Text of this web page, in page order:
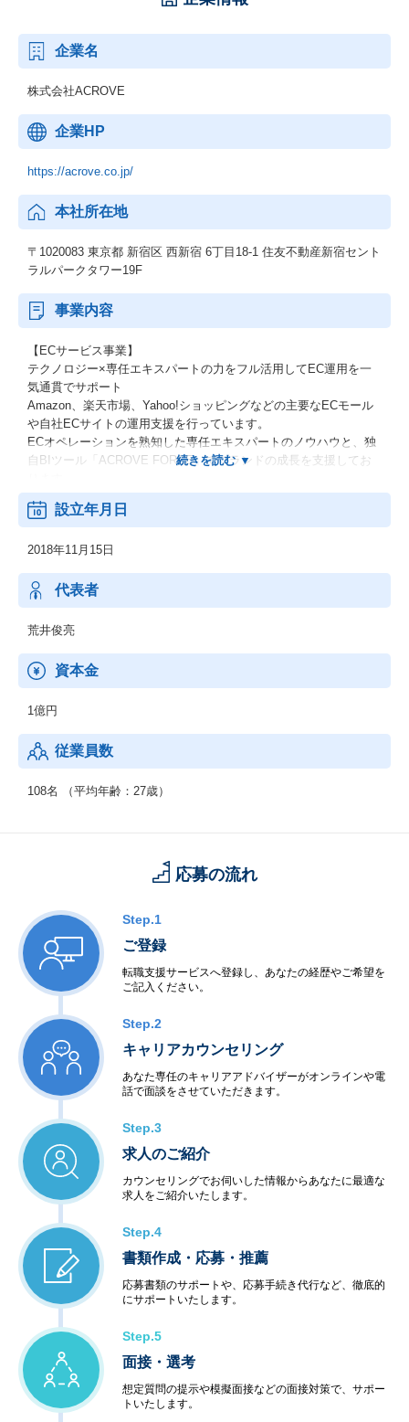
企業名
株式会社ACROVE
企業HP
https://acrove.co.jp/
本社所在地
〒1020083 東京都 新宿区 西新宿 6丁目18-1 住友不動産新宿セント
ラルパークタワー19F
事業内容
【ECサービス事業】
テクノロジー×専任エキスパートの力をフル活用してEC運用を一
気通貫でサポート
Amazon、楽天市場、Yahoo!ショッピングなどの主要なECモール
や自社ECサイトの運用支援を行っています。
ECオペレーションを熟知した専任エキスパートのノウハウと、独
自BIツール「ACROVE FORCE」でブランドの成長を支援してお
【ECロールアップ事業】
しくは事業承継等で悩まれているD2C・ECブランド事業者様に対
して、同社によるM&Aを通じてブランドを譲受け、これまでECサ
ービス事業を通じて培ってきたノウハウ等の社内リソースを投入
することで、ブランドの更なるバリューアップを実現し、より多
くの消費者様に商品を届けていくことを目的とする事業です。
設立年月日
2018年11月15日
代表者
荒井俊亮
資本金
1億円
従業員数
108名 （平均年齢：27歳）
応募の流れ
Step.1
ご登録
転職支援サービスへ登録し、あなたの経歴やご希望を
ご記入ください。
Step.2
キャリアカウンセリング
あなた専任のキャリアアドバイザーがオンラインや電
話で面談をさせていただきます。
Step.3
求人のご紹介
カウンセリングでお伺いした情報からあなたに最適な
求人をご紹介いたします。
Step.4
書類作成・応募・推薦
応募書類のサポートや、応募手続き代行など、徹底的
にサポートいたします。
Step.5
面接・選考
想定質問の提示や模擬面接などの面接対策で、サポー
トいたします。